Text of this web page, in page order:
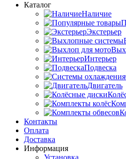
Каталог
Наличие
Экстерьер
Интерьер
Подвеска
Двигатель
Контакты
Оплата
Доставка
Информация
Установка